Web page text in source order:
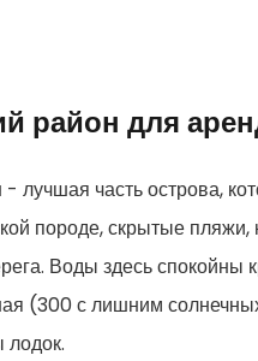
район для
часть острова,
породе, скрытые
Воды здесь спокойны
(300 с лишним